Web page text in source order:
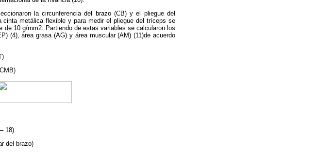
la circunferencia del brazo (CB) y el pliegue del
metálica flexible y para medir el pliegue del tríceps se
de 10 g/mm2. Partiendo de estas variables se calcularon los
(4), área grasa (AG) y área muscular (AM) (11)de acuerdo
18)
del brazo)